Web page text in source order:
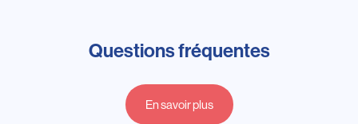
Questions fréquentes
En savoir plus